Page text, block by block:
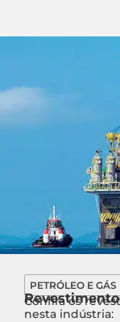
PETRÓLEO E GÁS
Confira os
nesta indústria: